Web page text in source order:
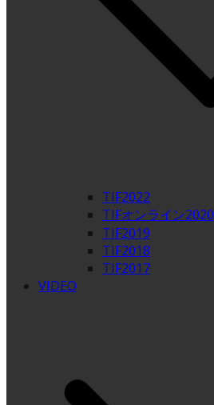
TIF2022
TIFオンライン2020
TIF2019
TIF2018
TIF2017
VIDEO